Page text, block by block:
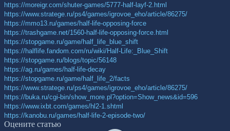
https://moreigr.com/shuter-games/5777-half-layf-2.html
https://www.stratege.ru/ps4/games/igrovoe_eho/article/86275/
https://mmo13.ru/games/half-life-opposing-force
https://trashgame.net/1560-half-life-opposing-force.html
https://stopgame.ru/game/half_life_blue_shift
https://halflife.fandom.com/ru/wiki/Half-Life:_Blue_Shift
https://stopgame.ru/blogs/topic/56148
https://ag.ru/games/half-life-decay
https://stopgame.ru/game/half_life_2/facts
https://www.stratege.ru/ps4/games/igrovoe_eho/article/86275/
https://buka.ru/cgi-bin/show_more.pl?option=Show_news&id=596
https://www.ixbt.com/games/hl2-1.shtml
https://kanobu.ru/games/half-life-2-episode-two/
Оцените статью